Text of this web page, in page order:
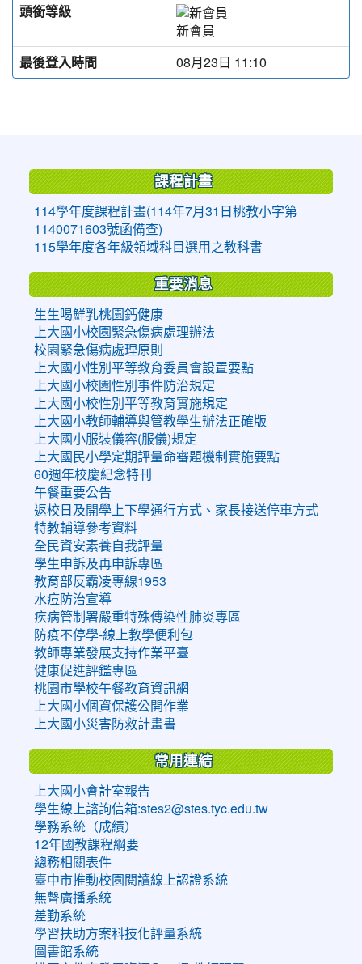
頭銜等級
新會員
最後登入時間
08月23日 11:10
課程計畫
114學年度課程計畫(114年7月31日桃教小字第
1140071603號函備查)
115學年度各年級領域科目選用之教科書
重要消息
生生喝鮮乳桃園鈣健康
上大國小校園緊急傷病處理辦法
校園緊急傷病處理原則
上大國小性別平等教育委員會設置要點
上大國小校園性別事件防治規定
上大國小校性別平等教育實施規定
上大國小教師輔導與管教學生辦法正確版
上大國小服裝儀容(服儀)規定
上大國民小學定期評量命審題機制實施要點
60週年校慶紀念特刊
午餐重要公告
返校日及開學上下學通行方式、家長接送停車方式
特教輔導參考資料
全民資安素養自我評量
學生申訴及再申訴專區
教育部反霸凌專線1953
水痘防治宣導
疾病管制署嚴重特殊傳染性肺炎專區
防疫不停學-線上教學便利包
教師專業發展支持作業平臺
健康促進評鑑專區
桃園市學校午餐教育資訊網
上大國小個資保護公開作業
上大國小災害防救計畫書
常用連結
上大國小會計室報告
學生線上諮詢信箱:stes2@stes.tyc.edu.tw
學務系統（成績）
12年國教課程綱要
總務相關表件
臺中市推動校園閱讀線上認證系統
無聲廣播系統
差勤系統
學習扶助方案科技化評量系統
圖書館系統